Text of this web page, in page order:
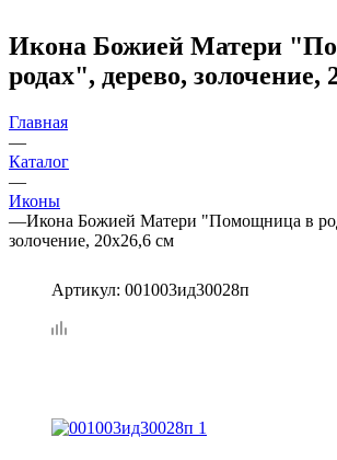
Икона Божией Матери
родах", дерево, золочение,
Главная
—
Каталог
—
Иконы
—Икона Божией Матери "Помощница в
золочение, 20х26,6 см
Артикул: 001003ид30028п